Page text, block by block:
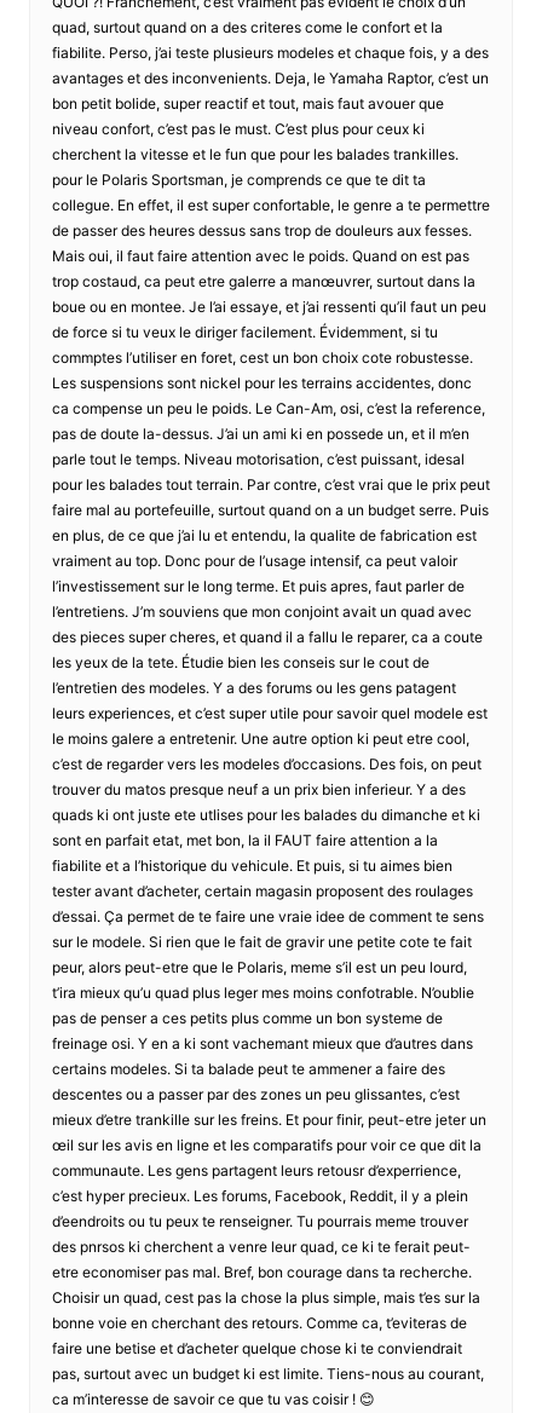
quad, surtout quand on a des criteres come le confort et la
fiabilite. Perso, j’ai teste plusieurs modeles et chaque fois, y a des
avantages et des inconvenients. Deja, le Yamaha Raptor, c’est un
bon petit bolide, super reactif et tout, mais faut avouer que
niveau confort, c’est pas le must. C’est plus pour ceux ki
cherchent la vitesse et le fun que pour les balades trankilles.
pour le Polaris Sportsman, je comprends ce que te dit ta
collegue. En effet, il est super confortable, le genre a te permettre
de passer des heures dessus sans trop de douleurs aux fesses.
Mais oui, il faut faire attention avec le poids. Quand on est pas
trop costaud, ca peut etre galerre a manœuvrer, surtout dans la
boue ou en montee. Je l’ai essaye, et j’ai ressenti qu’il faut un peu
de force si tu veux le diriger facilement. Évidemment, si tu
commptes l’utiliser en foret, cest un bon choix cote robustesse.
Les suspensions sont nickel pour les terrains accidentes, donc
ca compense un peu le poids. Le Can-Am, osi, c’est la reference,
pas de doute la-dessus. J’ai un ami ki en possede un, et il m’en
parle tout le temps. Niveau motorisation, c’est puissant, idesal
pour les balades tout terrain. Par contre, c’est vrai que le prix peut
faire mal au portefeuille, surtout quand on a un budget serre. Puis
en plus, de ce que j’ai lu et entendu, la qualite de fabrication est
vraiment au top. Donc pour de l’usage intensif, ca peut valoir
l’investissement sur le long terme. Et puis apres, faut parler de
l’entretiens. J’m souviens que mon conjoint avait un quad avec
des pieces super cheres, et quand il a fallu le reparer, ca a coute
les yeux de la tete. Étudie bien les conseis sur le cout de
l’entretien des modeles. Y a des forums ou les gens patagent
leurs experiences, et c’est super utile pour savoir quel modele est
le moins galere a entretenir. Une autre option ki peut etre cool,
c’est de regarder vers les modeles d’occasions. Des fois, on peut
trouver du matos presque neuf a un prix bien inferieur. Y a des
quads ki ont juste ete utlises pour les balades du dimanche et ki
sont en parfait etat, met bon, la il FAUT faire attention a la
fiabilite et a l’historique du vehicule. Et puis, si tu aimes bien
tester avant d’acheter, certain magasin proposent des roulages
d’essai. Ça permet de te faire une vraie idee de comment te sens
sur le modele. Si rien que le fait de gravir une petite cote te fait
peur, alors peut-etre que le Polaris, meme s’il est un peu lourd,
t’ira mieux qu’u quad plus leger mes moins confotrable. N’oublie
pas de penser a ces petits plus comme un bon systeme de
freinage osi. Y en a ki sont vachemant mieux que d’autres dans
certains modeles. Si ta balade peut te ammener a faire des
descentes ou a passer par des zones un peu glissantes, c’est
mieux d’etre trankille sur les freins. Et pour finir, peut-etre jeter un
œil sur les avis en ligne et les comparatifs pour voir ce que dit la
communaute. Les gens partagent leurs retousr d’experrience,
c’est hyper precieux. Les forums, Facebook, Reddit, il y a plein
d’eendroits ou tu peux te renseigner. Tu pourrais meme trouver
des pnrsos ki cherchent a venre leur quad, ce ki te ferait peut-
etre economiser pas mal. Bref, bon courage dans ta recherche.
Choisir un quad, cest pas la chose la plus simple, mais t’es sur la
bonne voie en cherchant des retours. Comme ca, t’eviteras de
faire une betise et d’acheter quelque chose ki te conviendrait
pas, surtout avec un budget ki est limite. Tiens-nous au courant,
ca m’interesse de savoir ce que tu vas coisir ! 😊